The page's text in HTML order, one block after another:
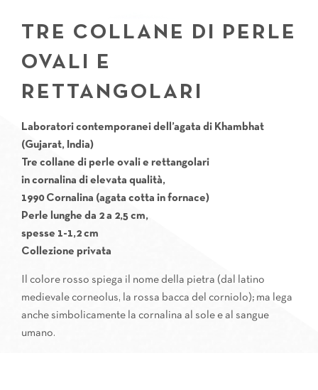
TRE COLLANE DI PERLE
OVALI E
RETTANGOLARI
Laboratori contemporanei dell’agata di Khambhat
(Gujarat, India)
Tre collane di perle ovali e rettangolari
in cornalina di elevata qualità,
1990 Cornalina (agata cotta in fornace)
Perle lunghe da 2 a 2,5 cm,
spesse 1-1,2 cm
Collezione privata
Il colore rosso spiega il nome della pietra (dal latino
medievale corneolus, la rossa bacca del corniolo); ma lega
anche simbolicamente la cornalina al sole e al sangue
umano.